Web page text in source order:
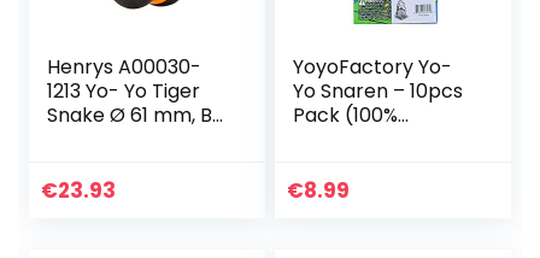
Henrys A00030-
1213 Yo- Yo Tiger
Snake Ø 61 mm, B
(gesorteerde
€23.93
YoyoFactory Yo-
Yo Snaren – 10pcs
Pack (100%
All Yo-Yos, Spare
€8.99